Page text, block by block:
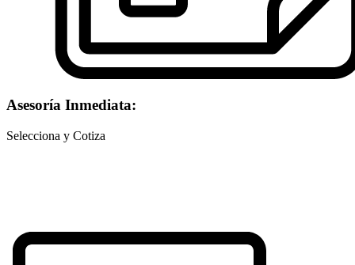
Asesoría Inmediata:
Selecciona y Cotiza